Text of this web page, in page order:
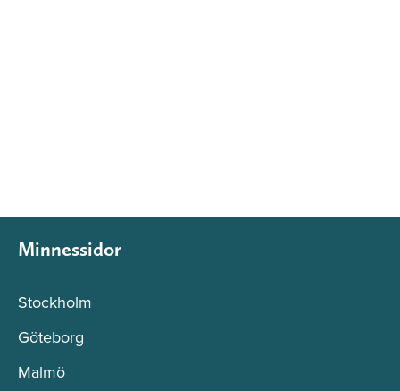
Minnessidor
Stockholm
Göteborg
Malmö